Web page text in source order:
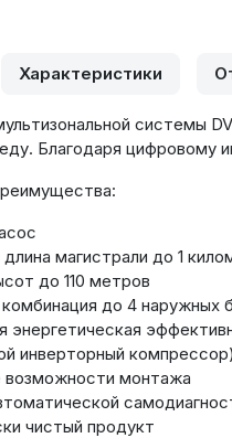
Характеристики
системы
Благодаря цифровому
магистрали до 1
до 110 метров
до 4 наружных
энергетическая
инверторный
возможности монтажа
чистый продукт